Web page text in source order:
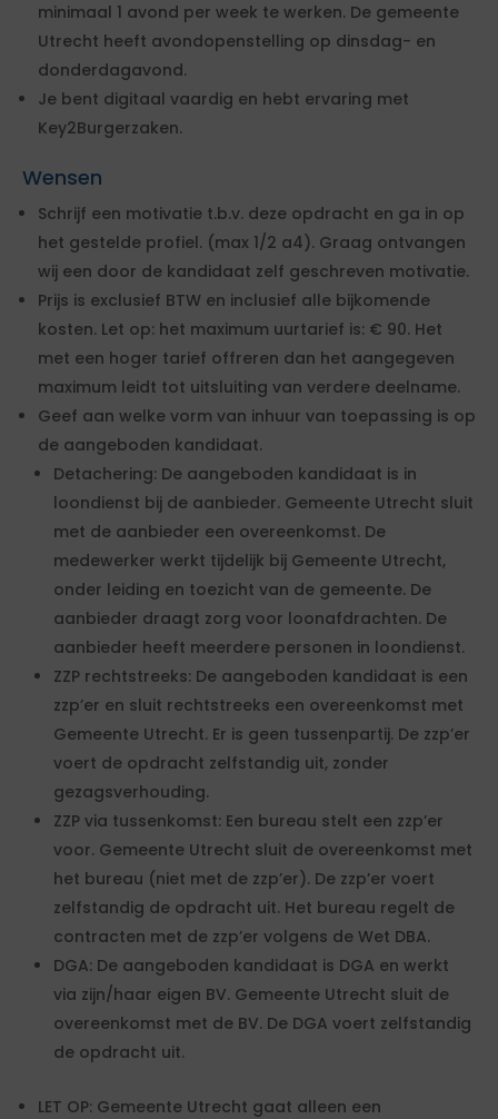
minimaal 1 avond per week te werken. De gemeente
Utrecht heeft avondopenstelling op dinsdag- en
donderdagavond.
Je bent digitaal vaardig en hebt ervaring met
Key2Burgerzaken.
Wensen
Schrijf een motivatie t.b.v. deze opdracht en ga in op
het gestelde profiel. (max 1/2 a4). Graag ontvangen
wij een door de kandidaat zelf geschreven motivatie.
Prijs is exclusief BTW en inclusief alle bijkomende
kosten. Let op: het maximum uurtarief is: € 90. Het
met een hoger tarief offreren dan het aangegeven
maximum leidt tot uitsluiting van verdere deelname.
Geef aan welke vorm van inhuur van toepassing is op
de aangeboden kandidaat.
Detachering: De aangeboden kandidaat is in
loondienst bij de aanbieder. Gemeente Utrecht sluit
met de aanbieder een overeenkomst. De
medewerker werkt tijdelijk bij Gemeente Utrecht,
onder leiding en toezicht van de gemeente. De
aanbieder draagt zorg voor loonafdrachten. De
aanbieder heeft meerdere personen in loondienst.
ZZP rechtstreeks: De aangeboden kandidaat is een
zzp’er en sluit rechtstreeks een overeenkomst met
Gemeente Utrecht. Er is geen tussenpartij. De zzp’er
voert de opdracht zelfstandig uit, zonder
gezagsverhouding.
ZZP via tussenkomst: Een bureau stelt een zzp’er
voor. Gemeente Utrecht sluit de overeenkomst met
het bureau (niet met de zzp’er). De zzp’er voert
zelfstandig de opdracht uit. Het bureau regelt de
contracten met de zzp’er volgens de Wet DBA.
DGA: De aangeboden kandidaat is DGA en werkt
via zijn/haar eigen BV. Gemeente Utrecht sluit de
overeenkomst met de BV. De DGA voert zelfstandig
de opdracht uit.
LET OP: Gemeente Utrecht gaat alleen een